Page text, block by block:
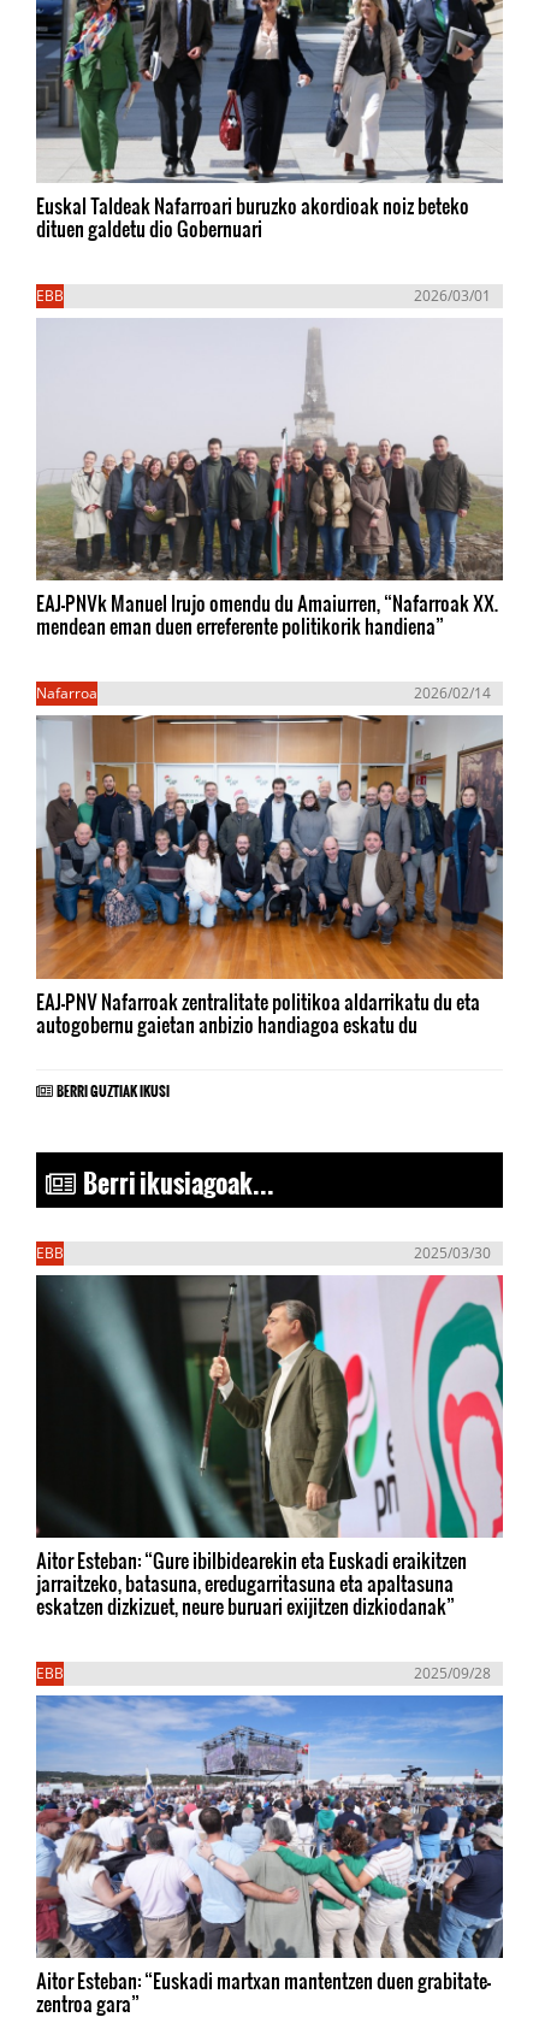
Euskal Taldeak Nafarroari buruzko akordioak noiz beteko
dituen galdetu dio Gobernuari
EBB 2026/03/01
EAJ-PNVk Manuel Irujo omendu du Amaiurren, “Nafarroak XX.
mendean eman duen erreferente politikorik handiena”
Nafarroa 2026/02/14
EAJ-PNV Nafarroak zentralitate politikoa aldarrikatu du eta
autogobernu gaietan anbizio handiagoa eskatu du
BERRI GUZTIAK IKUSI
Berri ikusiagoak...
EBB 2025/03/30
Aitor Esteban: “Gure ibilbidearekin eta Euskadi eraikitzen
jarraitzeko, batasuna, eredugarritasuna eta apaltasuna
eskatzen dizkizuet, neure buruari exijitzen dizkiodanak”
EBB 2025/09/28
Aitor Esteban: “Euskadi martxan mantentzen duen grabitate-
zentroa gara”